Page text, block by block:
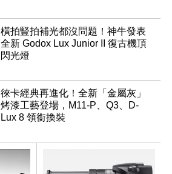
橫拍豎拍補光都沒問題！神牛發表
全新 Godox Lux Junior II 復古機頂
閃光燈
徠卡經典再進化！全新「金屬灰」
烤漆工藝登場，M11-P、Q3、D-
Lux 8 領銜換裝